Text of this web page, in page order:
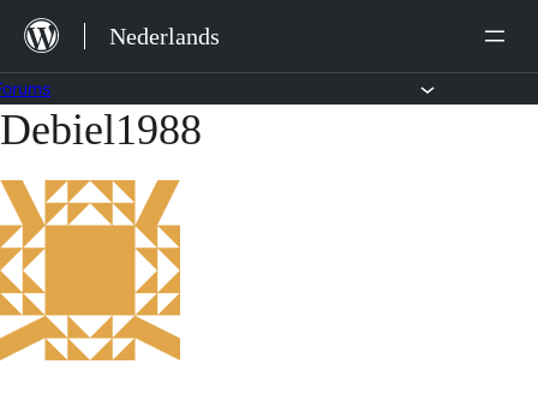
naar
de
inhoud
Nederlands
Ga
de
inhoud
Debiel1988